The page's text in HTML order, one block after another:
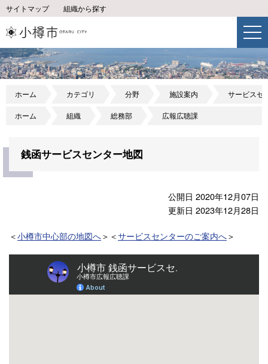
サイトマップ 組織から探す
ホーム カテゴリ 分野 施設案内 サービスセ
ホーム 組織 総務部 広報広聴課
銭函サービスセンター地図
公開日 2020年12月07日
更新日 2023年12月28日
＜小樽市中心部の地図へ＞＜サービスセンターのご案内へ＞